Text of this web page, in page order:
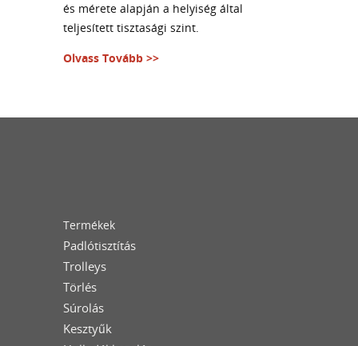
és mérete alapján a helyiség által
teljesített tisztasági szint.
Olvass Tovább >>
Termékek
Padlótisztítás
Trolleys
Törlés
Súrolás
Kesztyűk